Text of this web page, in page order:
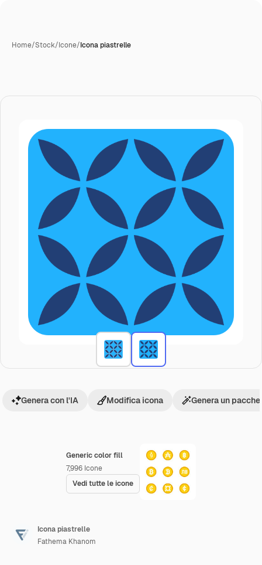
Home/Stock/Icone/Icona piastrelle
Generic color fill
7,996 Icone
Vedi tutte le icone
Genera con l'IA Modifica icona Genera un
Icona piastrelle
Fathema Khanom